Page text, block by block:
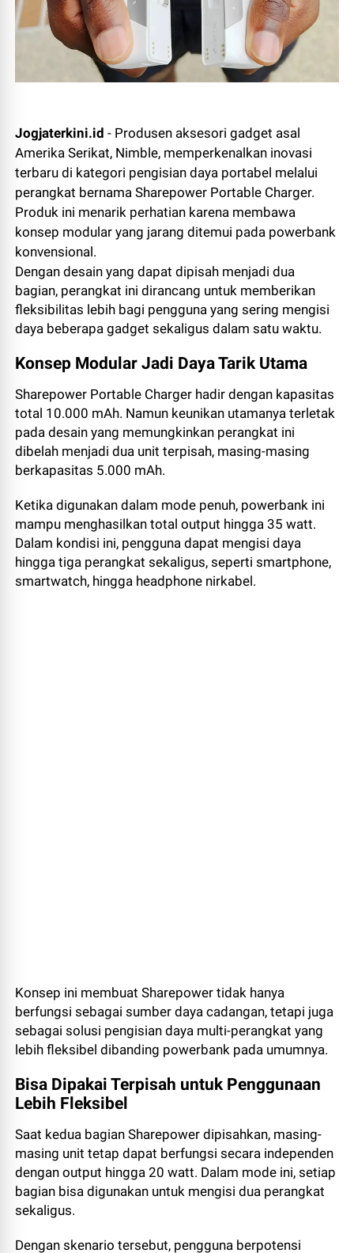
Jogjaterkini.id - Produsen aksesori gadget asal
Amerika Serikat, Nimble, memperkenalkan inovasi
terbaru di kategori pengisian daya portabel melalui
perangkat bernama Sharepower Portable Charger.
Produk ini menarik perhatian karena membawa
konsep modular yang jarang ditemui pada powerbank
konvensional.
Dengan desain yang dapat dipisah menjadi dua
bagian, perangkat ini dirancang untuk memberikan
fleksibilitas lebih bagi pengguna yang sering mengisi
daya beberapa gadget sekaligus dalam satu waktu.
Konsep Modular Jadi Daya Tarik Utama
Sharepower Portable Charger hadir dengan kapasitas
total 10.000 mAh. Namun keunikan utamanya terletak
pada desain yang memungkinkan perangkat ini
dibelah menjadi dua unit terpisah, masing-masing
berkapasitas 5.000 mAh.
Ketika digunakan dalam mode penuh, powerbank ini
mampu menghasilkan total output hingga 35 watt.
Dalam kondisi ini, pengguna dapat mengisi daya
hingga tiga perangkat sekaligus, seperti smartphone,
smartwatch, hingga headphone nirkabel.
Konsep ini membuat Sharepower tidak hanya
berfungsi sebagai sumber daya cadangan, tetapi juga
sebagai solusi pengisian daya multi-perangkat yang
lebih fleksibel dibanding powerbank pada umumnya.
Bisa Dipakai Terpisah untuk Penggunaan
Lebih Fleksibel
Saat kedua bagian Sharepower dipisahkan, masing-
masing unit tetap dapat berfungsi secara independen
dengan output hingga 20 watt. Dalam mode ini, setiap
bagian bisa digunakan untuk mengisi dua perangkat
sekaligus.
Dengan skenario tersebut, pengguna berpotensi